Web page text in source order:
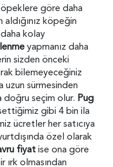
göre daha
aldığınız köpeğin
kolay
yapmanız daha
sizden önceki
bilemeyeceğiniz
uzun sürmesinden
doğru seçim olur. Pug
gibi 4 bin ila
ücretler her satıcıya
özel olarak
fiyatise ona göre
olmasından